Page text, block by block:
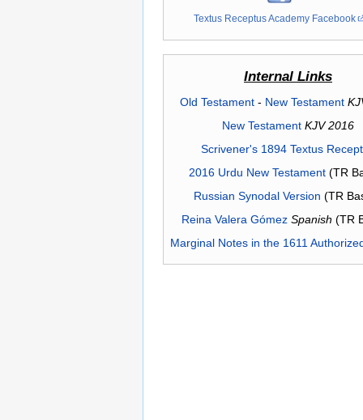
Textus Receptus Academy Facebook
Internal Links
Old Testament- New Testament
New Testament KJV 2016
Scrivener's 1894 Textus
2016 Urdu New Testament(TR
Russian Synodal Version (TR
Reina Valera Gómez Spanish (TR
Marginal Notes in the 1611